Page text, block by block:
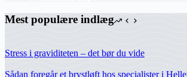
Mest populære indlæg
Stress i graviditeten – det bør du vide
Sådan foregår et brystløft hos specialister i